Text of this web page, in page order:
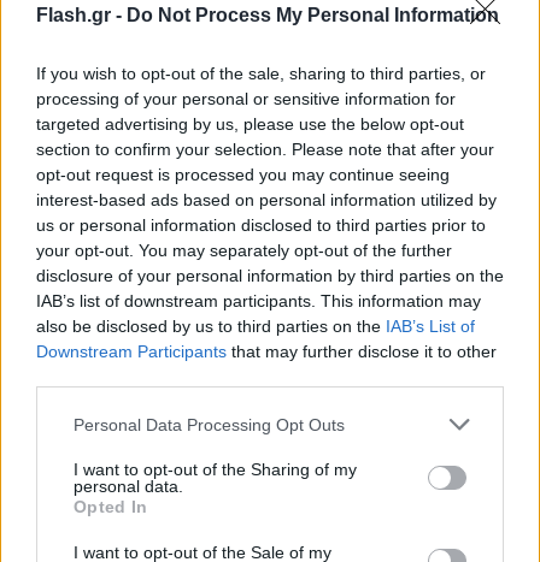
Flash.gr - Do Not Process My Personal Information
If you wish to opt-out of the sale, sharing to third parties, or
processing of your personal or sensitive information for
targeted advertising by us, please use the below opt-out
section to confirm your selection. Please note that after your
opt-out request is processed you may continue seeing
interest-based ads based on personal information utilized by
us or personal information disclosed to third parties prior to
your opt-out. You may separately opt-out of the further
disclosure of your personal information by third parties on the
IAB’s list of downstream participants. This information may
also be disclosed by us to third parties on the IAB’s List of
Downstream Participants that may further disclose it to other
Please note that this website/app uses one or more Google
not limited to your visit or usage behaviour. You may click to
grant or deny consent to Google and its third-party tags to
use your data for below specified purposes in below Google
consent section.
Personal Data Processing Opt Outs
I want to opt-out of the Sharing of my
personal data.
Opted In
I want to opt-out of the Sale of my
FLASH FOCUS